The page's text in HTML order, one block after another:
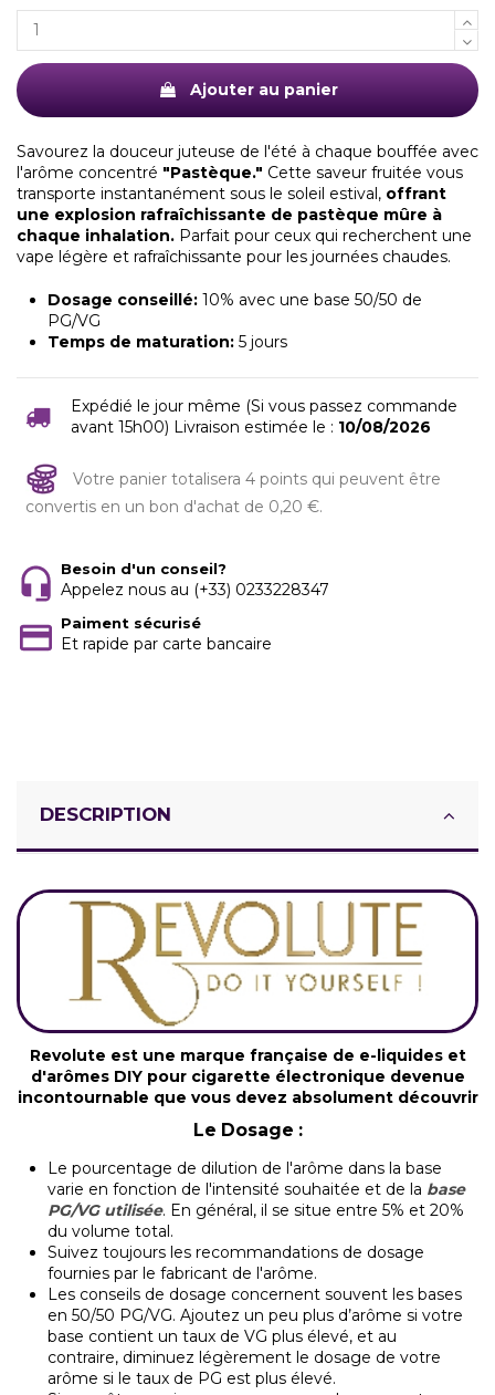
Ajouter au panier
Savourez la douceur juteuse de l'été à chaque bouffée avec
l'arôme concentré "Pastèque." Cette saveur fruitée vous
transporte instantanément sous le soleil estival, offrant
une explosion rafraîchissante de pastèque mûre à
chaque inhalation. Parfait pour ceux qui recherchent une
vape légère et rafraîchissante pour les journées chaudes.
Dosage conseillé: 10% avec une base 50/50 de
PG/VG
Temps de maturation: 5 jours
Expédié le jour même (Si vous passez commande
avant 15h00) Livraison estimée le : 10/08/2026
Votre panier totalisera 4 points qui peuvent être
convertis en un bon d'achat de 0,20 €.
Besoin d'un conseil?
Appelez nous au (+33) 0233228347
Paiment sécurisé
Et rapide par carte bancaire
DESCRIPTION
Revolute est une marque française de e-liquides et
d'arômes DIY pour cigarette électronique devenue
incontournable que vous devez absolument découvrir
Le Dosage :
Le pourcentage de dilution de l'arôme dans la base
varie en fonction de l'intensité souhaitée et de la base
PG/VG utilisée. En général, il se situe entre 5% et 20%
du volume total.
Suivez toujours les recommandations de dosage
fournies par le fabricant de l'arôme.
Les conseils de dosage concernent souvent les bases
en 50/50 PG/VG. Ajoutez un peu plus d’arôme si votre
base contient un taux de VG plus élevé, et au
contraire, diminuez légèrement le dosage de votre
arôme si le taux de PG est plus élevé.